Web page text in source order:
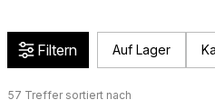
Filtern Auf Lager
57 Treffer sortiert nach